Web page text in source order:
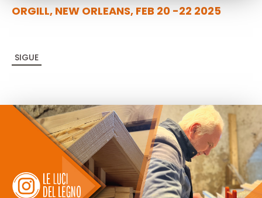
ORGILL, NEW ORLEANS, FEB 20 -22 2025
SIGUE